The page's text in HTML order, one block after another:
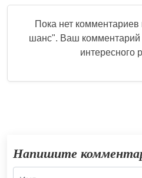
Пока нет комментариев
шанс". Ваш комментарий
интересного
Напишите